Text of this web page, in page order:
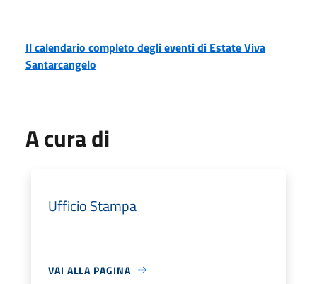
Il calendario completo degli eventi di Estate Viva
Santarcangelo
A cura di
Ufficio Stampa
VAI ALLA PAGINA